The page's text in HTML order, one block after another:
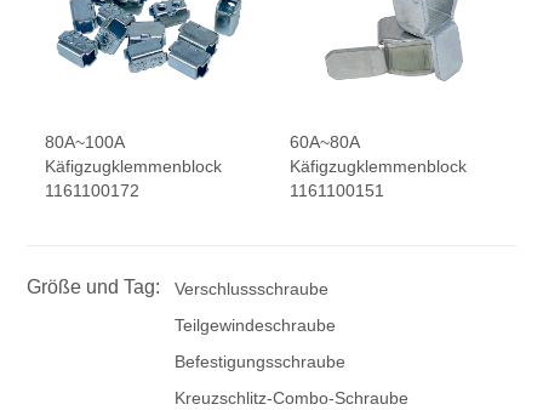
80A~100A
Käfigzugklemmenblock
1161100172
60A~80A
Käfigzugklemmenblock
1161100151
Größe und Tag:
Verschlussschraube
Teilgewindeschraube
Befestigungsschraube
Kreuzschlitz-Combo-Schraube